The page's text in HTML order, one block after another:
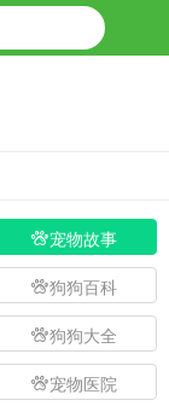
宠物故事
狗狗百科
狗狗大全
宠物医院